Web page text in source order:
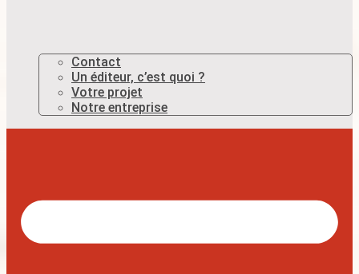
Contact
Un éditeur, c’est quoi ?
Votre projet
Notre entreprise